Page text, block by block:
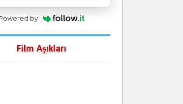
by
Film Aşıkları